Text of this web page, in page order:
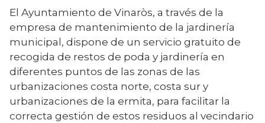
de
ayuda
a
la
navegación
El Ayuntamiento de Vinaròs, a través de la
empresa de mantenimiento de la jardinería
municipal, dispone de un servicio gratuito de
recogida de restos de poda y jardinería en
diferentes puntos de las zonas de las
urbanizaciones costa norte, costa sur y
urbanizaciones de la ermita, para facilitar la
correcta gestión de estos residuos al vecindario